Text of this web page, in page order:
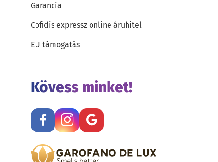
Garancia
Cofidis expressz online áruhitel
EU támogatás
Kövess minket!